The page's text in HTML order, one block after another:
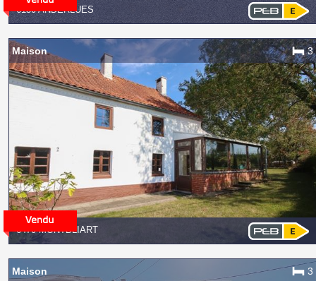
6150 ANDERLUES
6470 MONTBLIART
Maison 3
Maison 3